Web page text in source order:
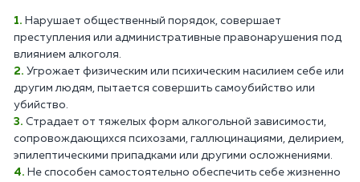
Нарушает общественный порядок, совершает
преступления или административные правонарушения под
влиянием алкоголя.
Угрожает физическим или психическим насилием себе или
другим людям, пытается совершить самоубийство или
убийство.
Страдает от тяжелых форм алкогольной зависимости,
сопровождающихся психозами, галлюцинациями, делирием,
эпилептическими припадками или другими осложнениями.
Не способен самостоятельно обеспечить себе жизненно